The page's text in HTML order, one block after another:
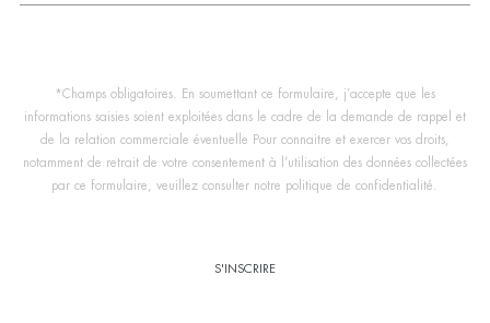
*Champs obligatoires. En soumettant ce formulaire, j’accepte que les
informations saisies soient exploitées dans le cadre de la demande de rappel et
de la relation commerciale éventuelle Pour connaitre et exercer vos droits,
notamment de retrait de votre consentement à l’utilisation des données collectées
par ce formulaire, veuillez consulter notre politique de confidentialité.